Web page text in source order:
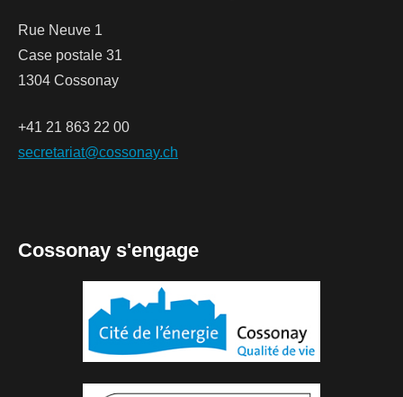
Rue Neuve 1
Case postale 31
1304 Cossonay
+41 21 863 22 00
secretariat@cossonay.ch
Cossonay s'engage